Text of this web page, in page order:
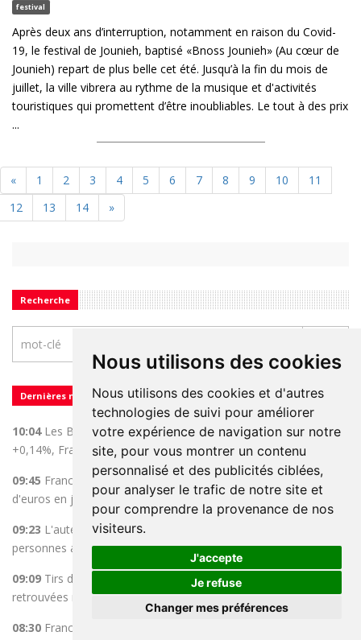
Nous utilisons des cookies
Nous utilisons des cookies et d'autres
technologies de suivi pour améliorer
votre expérience de navigation sur notre
site, pour vous montrer un contenu
personnalisé et des publicités ciblées,
pour analyser le trafic de notre site et
pour comprendre la provenance de nos
visiteurs.
J'accepte
Je refuse
Changer mes préférences
festival
Après deux ans d’interruption, notamment en raison du Covid-
19, le festival de Jounieh, baptisé «Bnoss Jounieh» (Au cœur de
Jounieh) repart de plus belle cet été. Jusqu’à la fin du mois de
juillet, la ville vibrera au rythme de la musique et d'activités
touristiques qui promettent d’être inoubliables. Le tout à des prix
...
« 1 2 3 4 5 6 7 8 9 10
11
12
13 14 »
Recherche
Dernières nouvelles
10:04 Les Bourses européennes en hausse à l'ouverture: Paris
+0,14%, Francfort ...
09:45 France: le déficit commercial s'est réduit de 1,9 milliard
d'euros en juin ...
09:23 L'auteur des tirs dans un lycée thaïlandais a tué huit
personnes au total ...
09:09 Tirs dans un lycée en Thaïlande: deux personnes
retrouvées mortes au ...
08:30 France: le taux de chômage augmente de 0,2 point à 8,3%